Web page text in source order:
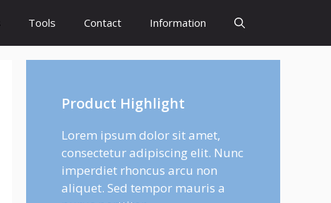
Tools Contact Information
Product Highlight
Lorem ipsum dolor sit amet,
consectetur adipiscing elit. Nunc
imperdiet rhoncus arcu non
aliquet. Sed tempor mauris a